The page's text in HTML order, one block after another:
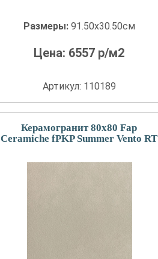
Размеры: 91.50x30.50см
Цена: 6557 р/м2
Артикул: 110189
Керамогранит 80x80 Fap
Ceramiche fPKP Summer Vento RT